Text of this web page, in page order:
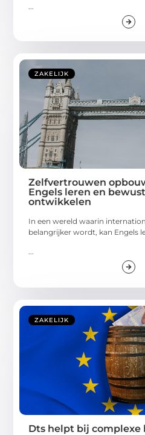
ZAKELIJK
Zelfvertrouwen
Engels leren en
ontwikkelen
In een wereld waarin
belangrijker wordt, kan Engels
...
ZAKELIJK
Dts helpt bij complexe